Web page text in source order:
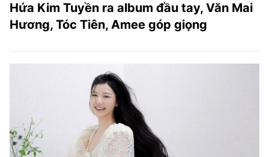
Hứa Kim Tuyền ra album đầu tay, Văn Mai
Hương, Tóc Tiên, Amee góp giọng